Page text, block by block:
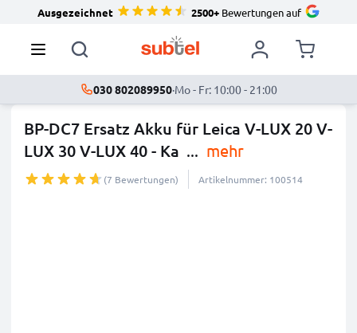
Ausgezeichnet 2500+Bewertungen auf
030 802089950·Mo - Fr: 10:00 - 21:00
BP-DC7 Ersatz Akku für Leica V-LUX 20 V-
LUX 30 V-LUX 40 - Ka ... mehr
(7 Bewertungen) Artikelnummer: 100514